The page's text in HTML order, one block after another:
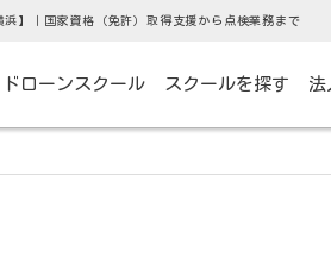
】｜国家資格（免許）取得支援から点検業務まで
ドローンスクール スクールを探す 法